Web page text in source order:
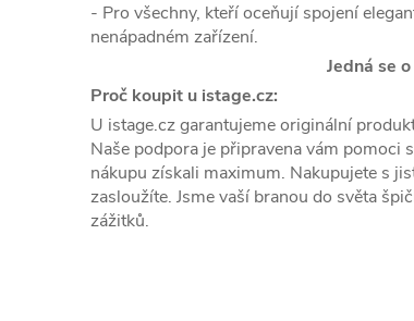
- Pro všechny, kteří oceňují spojení
nenápadném zařízení.
Jedná se
Proč koupit u istage.cz:
U istage.cz garantujeme originální
Naše podpora je připravena vám pomoci
nákupu získali maximum. Nakupujete s
zasloužíte. Jsme vaší branou do světa
zážitků.